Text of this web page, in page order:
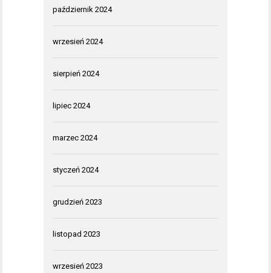
październik 2024
wrzesień 2024
sierpień 2024
lipiec 2024
marzec 2024
styczeń 2024
grudzień 2023
listopad 2023
wrzesień 2023